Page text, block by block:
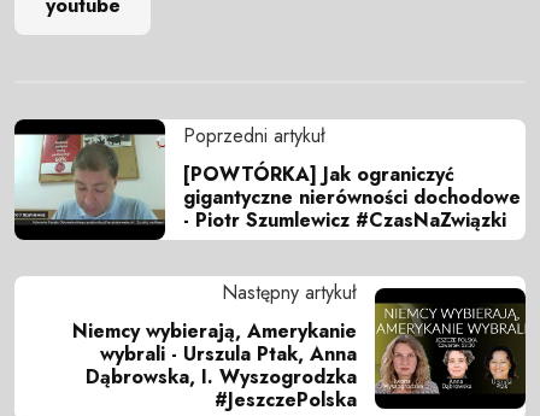
youtube
Poprzedni artykuł
[POWTÓRKA] Jak ograniczyć
gigantyczne nierówności dochodowe
- Piotr Szumlewicz #CzasNaZwiązki
Następny artykuł
Niemcy wybierają, Amerykanie
wybrali - Urszula Ptak, Anna
Dąbrowska, I. Wyszogrodzka
#JeszczePolska